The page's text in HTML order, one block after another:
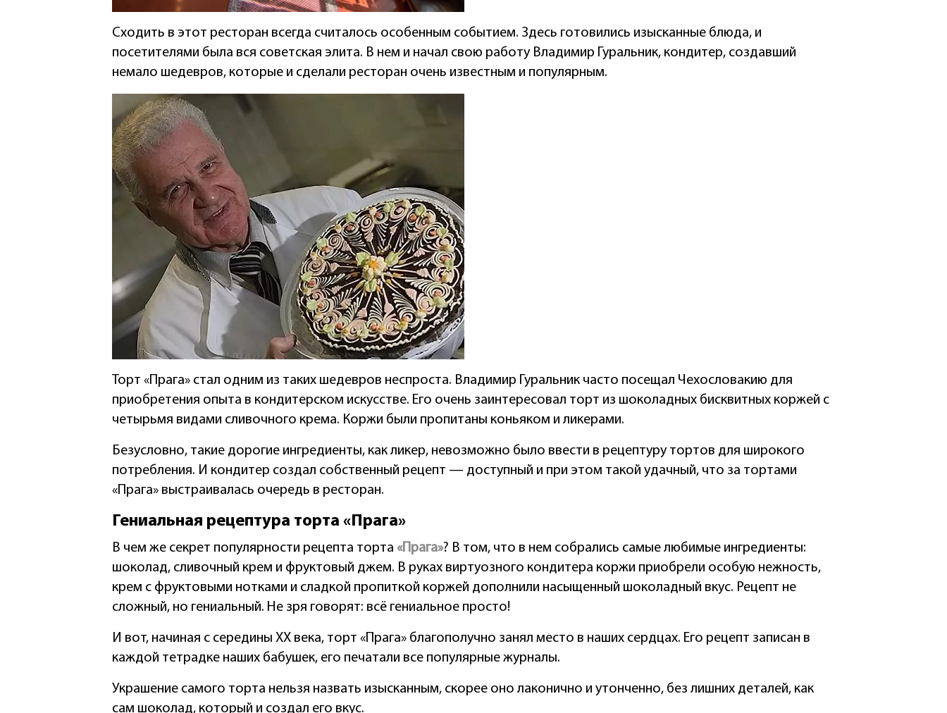
Сходить в этот ресторан всегда считалось особенным событием. Здесь готовились изысканные блюда, и
посетителями была вся советская элита. В нем и начал свою работу Владимир Гуральник, кондитер, создавший
немало шедевров, которые и сделали ресторан очень известным и популярным.
Торт «Прага» стал одним из таких шедевров неспроста. Владимир Гуральник часто посещал Чехословакию для
приобретения опыта в кондитерском искусстве. Его очень заинтересовал торт из шоколадных бисквитных коржей с
четырьмя видами сливочного крема. Коржи были пропитаны коньяком и ликерами.
Безусловно, такие дорогие ингредиенты, как ликер, невозможно было ввести в рецептуру тортов для широкого
потребления. И кондитер создал собственный рецепт — доступный и при этом такой удачный, что за тортами
«Прага» выстраивалась очередь в ресторан.
Гениальная рецептура торта «Прага»
В чем же секрет популярности рецепта торта«Прага»? В том, что в нем собрались самые любимые ингредиенты:
шоколад, сливочный крем и фруктовый джем. В руках виртуозного кондитера коржи приобрели особую нежность,
крем с фруктовыми нотками и сладкой пропиткой коржей дополнили насыщенный шоколадный вкус. Рецепт не
сложный, но гениальный. Не зря говорят: всё гениальное просто!
И вот, начиная с середины XX века, торт «Прага» благополучно занял место в наших сердцах. Его рецепт записан в
каждой тетрадке наших бабушек, его печатали все популярные журналы.
Украшение самого торта нельзя назвать изысканным, скорее оно лаконично и утонченно, без лишних деталей, как
сам шоколад, который и создал его вкус.